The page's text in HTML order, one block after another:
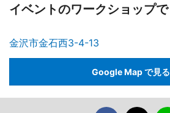
イベントのワークショップで
金沢市金石西3-4-13
Google Map で見る